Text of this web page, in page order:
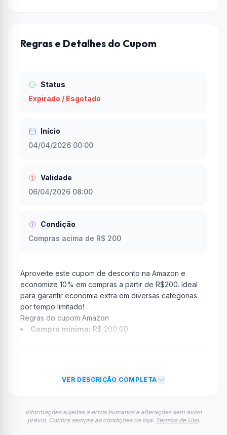
Regras e Detalhes do Cupom
Status
Expirado / Esgotado
Início
04/04/2026 00:00
Validade
06/04/2026 08:00
Condição
Compras acima de R$ 200
Aproveite este cupom de desconto na Amazon e
economize 10% em compras a partir de R$200. Ideal
para garantir economia extra em diversas categorias
por tempo limitado!
Regras do cupom Amazon
Compra mínima: R$ 200,00
informações sobre restrição de teto máximo para esse
cupom.
VER DESCRIÇÃO COMPLETA
Informações sujeitas a erros humanos e alterações sem aviso
prévio. Confira sempre as condições na loja. Termos de Uso.